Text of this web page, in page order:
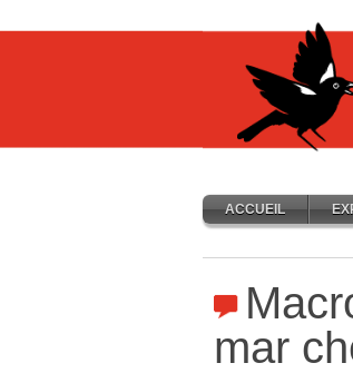
ACCUEIL
mar